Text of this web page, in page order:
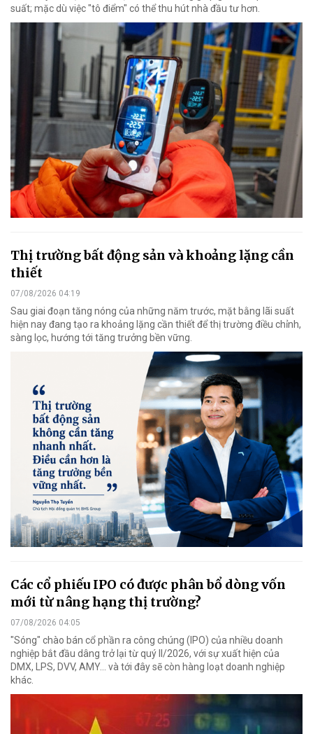
suất; mặc dù việc "tô điểm" có thể thu hút nhà đầu tư hơn.
Thị trường bất động sản và khoảng lặng cần
thiết
07/08/2026 04:19
Sau giai đoạn tăng nóng của những năm trước, mặt bằng lãi suất
hiện nay đang tạo ra khoảng lặng cần thiết để thị trường điều chỉnh,
sàng lọc, hướng tới tăng trưởng bền vững.
Các cổ phiếu IPO có được phân bổ dòng vốn
mới từ nâng hạng thị trường?
07/08/2026 04:05
"Sóng" chào bán cổ phần ra công chúng (IPO) của nhiều doanh
nghiệp bắt đầu dâng trở lại từ quý II/2026, với sự xuất hiện của
DMX, LPS, DVV, AMY... và tới đây sẽ còn hàng loạt doanh nghiệp
khác.